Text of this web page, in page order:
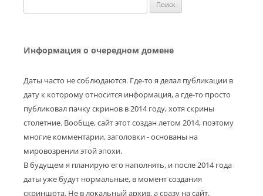
Информация о очередном домене
Даты часто не соблюдаются. Где-то я делал публикации в
дату к которому относится информация, а где-то просто
публиковал пачку скринов в 2014 году, хотя скрины
столетние. Вообще, сайт этот создан летом 2014, поэтому
многие комментарии, заголовки - основаны на
мировозрении этой эпохи.
В будущем я планирую его наполнять, и после 2014 года
даты уже будут нормальные, в момент создания
скриншота. Не в локальный архив, а сразу на сайт.